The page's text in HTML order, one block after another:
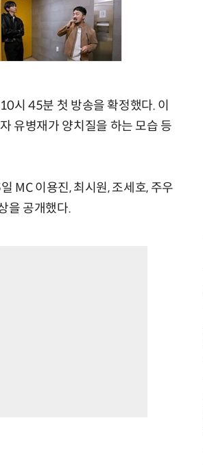
시 45분 첫 방송을 확정했다. 이
유병재가 양치질을 하는 모습 등
MC 이용진, 최시원, 조세호, 주우
을 공개했다.